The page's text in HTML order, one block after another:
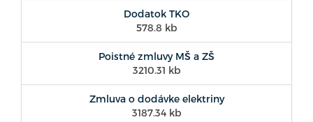
Dodatok TKO
578.8 kb
Poistné zmluvy MŠ a ZŠ
3210.31 kb
Zmluva o dodávke elektriny
3187.34 kb